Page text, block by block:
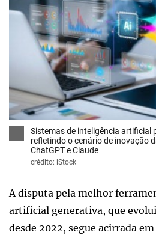
Sistemas de inteligência artificial
refletindo o cenário de inovação
ChatGPT e Claude
crédito: iStock
A disputa pela melhor
artificial generativa, que
desde 2022, segue acirrada